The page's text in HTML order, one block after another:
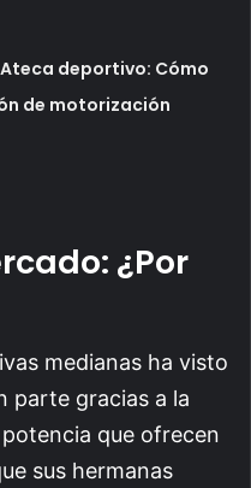
deportivo: Cómo
de motorización
¿Por
medianas ha visto
parte gracias a la
que ofrecen
sus hermanas